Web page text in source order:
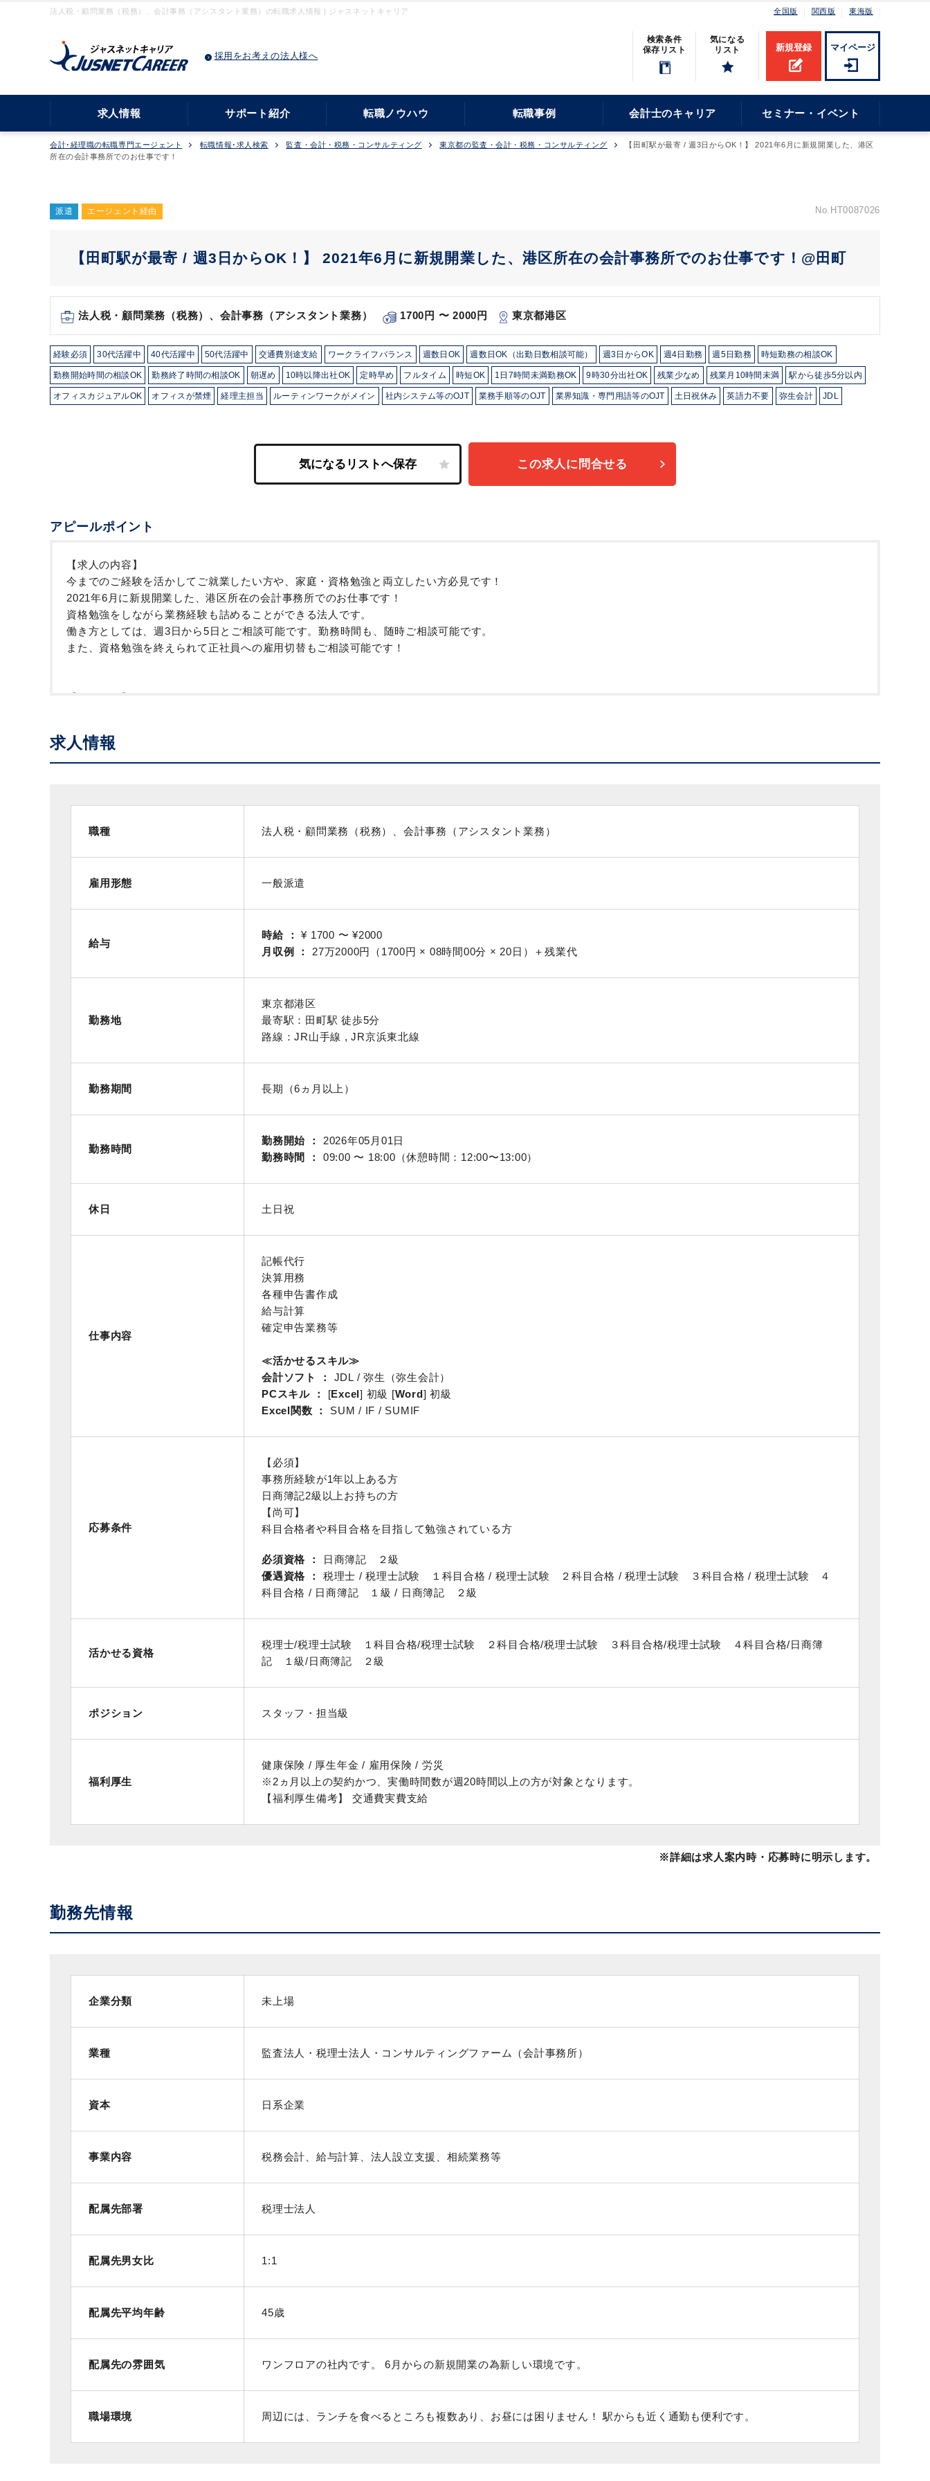
法人税・顧問業務（税務）、会計事務（アシスタント業務）の転職求人情報 | ジャスネットキャリア 全国版 関西版 東海版
採用をお考えの法人様へ
検索条件
保存リスト
気になる
リスト
新規登録 マイページ
求人情報 サポート紹介 転職ノウハウ 転職事例 会計士のキャリア セミナー・イベント
会計･経理職の転職専門エージェント 転職情報･求人検索 監査・会計・税務・コンサルティング 東京都の監査・会計・税務・コンサルティング
【田町駅が最寄 / 週3日からOK！】 2021年6月に新規開業した、港区
所在の会計事務所でのお仕事です！
派遣 エージェント経由 No.HT0087026
【田町駅が最寄 / 週3日からOK！】 2021年6月に新規開業した、港区所在の会計事務所でのお仕事です！@田町
法人税・顧問業務（税務）、会計事務（アシスタント業務） 1700円 〜 2000円 東京都港区
経験必須 30代活躍中 40代活躍中 50代活躍中 交通費別途支給 ワークライフバランス 週数日OK 週数日OK（出勤日数相談可能） 週3日からOK 週4日勤務 週5日勤務 時短勤務の相談OK
勤務開始時間の相談OK 勤務終了時間の相談OK 朝遅め 10時以降出社OK 定時早め フルタイム 時短OK 1日7時間未満勤務OK 9時30分出社OK 残業少なめ 残業月10時間未満 駅から徒歩5分以内
オフィスカジュアルOK オフィスが禁煙 経理主担当 ルーティンワークがメイン 社内システム等のOJT 業務手順等のOJT 業界知識・専門用語等のOJT 土日祝休み 英語力不要 弥生会計 JDL
この求人に問合せる
アピールポイント
【求人の内容】
今までのご経験を活かしてご就業したい方や、家庭・資格勉強と両立したい方必見です！
2021年6月に新規開業した、港区所在の会計事務所でのお仕事です！
資格勉強をしながら業務経験も詰めることができる法人です。
働き方としては、週3日から5日とご相談可能です。勤務時間も、随時ご相談可能です。
また、資格勉強を終えられて正社員への雇用切替もご相談可能です！
求人情報
職種 法人税・顧問業務（税務）、会計事務（アシスタント業務）
雇用形態 一般派遣
給与
時給
¥ 1700 〜 ¥2000
月収例
27万2000円（1700円 × 08時間00分 × 20日）＋残業代
勤務地
東京都港区
最寄駅：田町駅 徒歩5分
路線：JR山手線 , JR京浜東北線
勤務期間 長期（6ヵ月以上）
勤務時間
勤務開始
2026年05月01日
勤務時間
09:00 〜 18:00（休憩時間：12:00〜13:00）
休日 土日祝
仕事内容
記帳代行
決算用務
各種申告書作成
給与計算
確定申告業務等
≪活かせるスキル≫
会計ソフト
JDL / 弥生（弥生会計）
PCスキル
[Excel] 初級 [Word] 初級
Excel関数
SUM / IF / SUMIF
応募条件
【必須】
事務所経験が1年以上ある方
日商簿記2級以上お持ちの方
【尚可】
科目合格者や科目合格を目指して勉強されている方
必須資格
日商簿記 ２級
優遇資格
税理士 / 税理士試験 １科目合格 / 税理士試験 ２科目合格 / 税理士試験 ３科目合格 / 税理士試験 ４
科目合格 / 日商簿記 １級 / 日商簿記 ２級
活かせる資格
税理士/税理士試験 １科目合格/税理士試験 ２科目合格/税理士試験 ３科目合格/税理士試験 ４科目合格/日商簿
記 １級/日商簿記 ２級
ポジション スタッフ・担当級
福利厚生
健康保険 / 厚生年金 / 雇用保険 / 労災
※2ヵ月以上の契約かつ、実働時間数が週20時間以上の方が対象となります。
【福利厚生備考】 交通費実費支給
※詳細は求人案内時・応募時に明示します。
勤務先情報
企業分類 未上場
業種 監査法人・税理士法人・コンサルティングファーム（会計事務所）
資本 日系企業
事業内容 税務会計、給与計算、法人設立支援、相続業務等
配属先部署 税理士法人
配属先男女比 1:1
配属先平均年齢 45歳
配属先の雰囲気 ワンフロアの社内です。 6月からの新規開業の為新しい環境です。
職場環境 周辺には、ランチを食べるところも複数あり、お昼には困りません！ 駅からも近く通勤も便利です。